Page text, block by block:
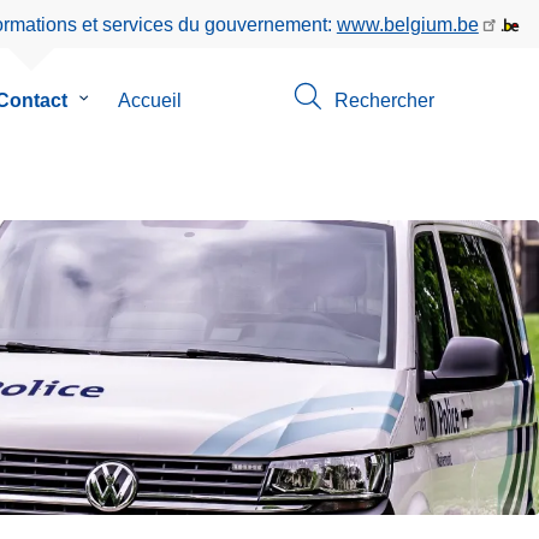
et services du gouvernement: www.belgium.be
le
Contact
Accueil Rechercher